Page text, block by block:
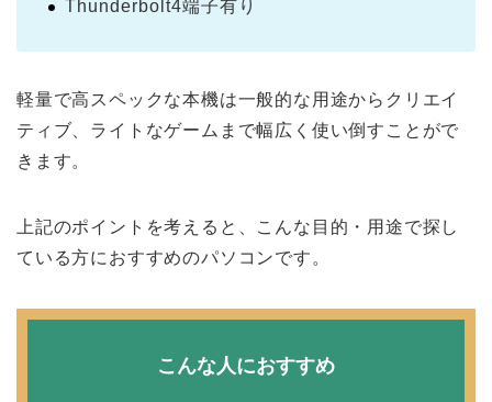
Thunderbolt4端子有り
軽量で高スペックな本機は一般的な用途からクリエイ
ティブ、ライトなゲームまで幅広く使い倒すことがで
きます。
上記のポイントを考えると、こんな目的・用途で探し
ている方におすすめのパソコンです。
こんな人におすすめ